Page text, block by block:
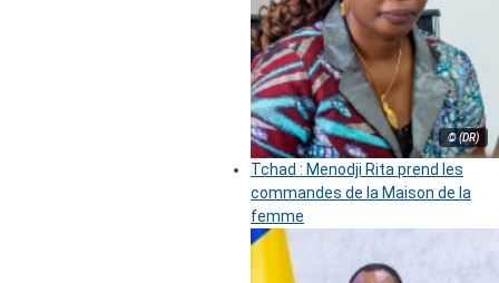
© (DR)
Tchad : Menodji Rita prend les
commandes de la Maison de la
femme